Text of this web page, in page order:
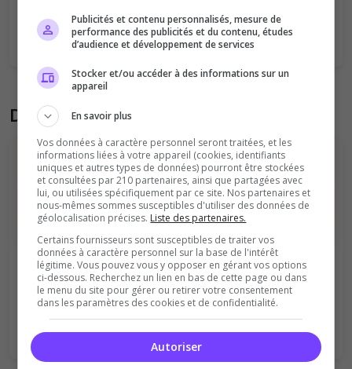
Ambiance
Disponibilité
Donner son avis sur le serveur
Vous devez être connecté pour ajouter
un avis sur ce serveur !
Se connecter S'inscrire
Publicités et contenu personnalisés, mesure de
performance des publicités et du contenu, études
d’audience et développement de services
Stocker et/ou accéder à des informations sur un
appareil
En savoir plus
Vos données à caractère personnel seront traitées, et les
informations liées à votre appareil (cookies, identifiants
uniques et autres types de données) pourront être stockées
et consultées par 210 partenaires, ainsi que partagées avec
lui, ou utilisées spécifiquement par ce site. Nos partenaires et
nous-mêmes sommes susceptibles d'utiliser des données de
géolocalisation précises. Liste des partenaires.
Certains fournisseurs sont susceptibles de traiter vos
données à caractère personnel sur la base de l'intérêt
légitime. Vous pouvez vous y opposer en gérant vos options
ci-dessous. Recherchez un lien en bas de cette page ou dans
le menu du site pour gérer ou retirer votre consentement
dans les paramètres des cookies et de confidentialité.
Autoriser